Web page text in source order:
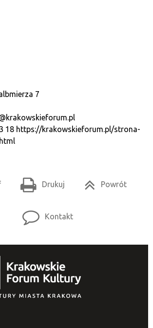
7
18 https://krakowskieforum.pl/strona-
Drukuj Powrót
Kontakt